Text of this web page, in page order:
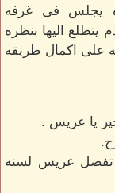
يجلس فى غرفه
يتطلع اليها بنظره
على اكمال طريقه
يا عريس .
تفضل عريس لسنه